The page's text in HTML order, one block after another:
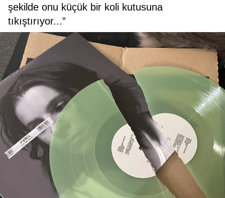
şekilde onu küçük bir koli kutusuna
tıkıştırıyor...”